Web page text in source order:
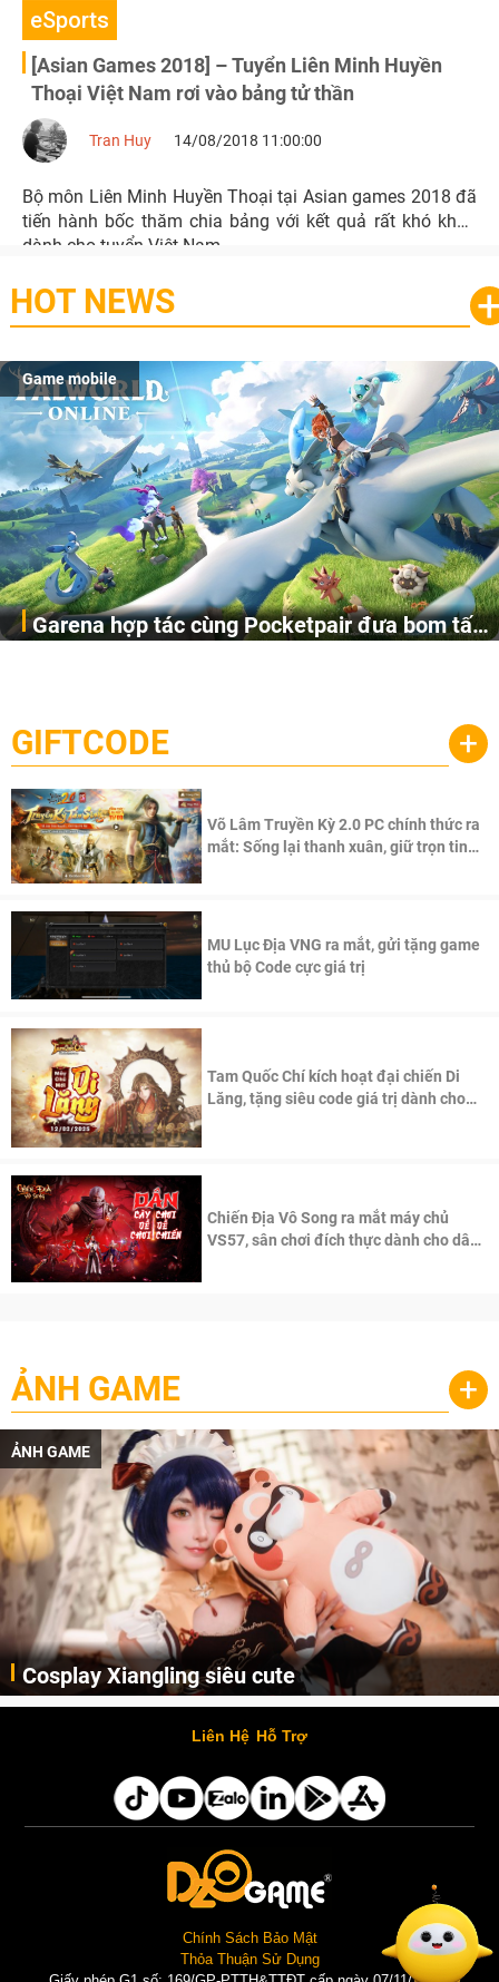
eSports
[Asian Games 2018] – Tuyển Liên Minh Huyền
Thoại Việt Nam rơi vào bảng tử thần
Tran Huy 14/08/2018 11:00:00
Bộ môn Liên Minh Huyền Thoại tại Asian games 2018 đã
tiến hành bốc thăm chia bảng với kết quả rất khó khắn
dành cho tuyển Việt Nam.
HOT NEWS
Game mobile
Garena hợp tác cùng Pocketpair đưa bom tấn
cầu, theo giấy phép chính thức từ công ty game Nhật Bản
Pocketpair, Inc.
GIFTCODE +
Võ Lâm Truyền Kỳ 2.0 PC chính thức ra
mắt: Sống lại thanh xuân, giữ trọn tinh
MU Lục Địa VNG ra mắt, gửi tặng game
thủ bộ Code cực giá trị
Tam Quốc Chí kích hoạt đại chiến Di
Lăng, tặng siêu code giá trị dành cho
Chiến Địa Vô Song ra mắt máy chủ
VS57, sân chơi đích thực dành cho dân
ẢNH GAME +
ẢNH GAME
Cosplay Xiangling siêu cute
Cùng thưởng thức những hình ảnh cosplay Xiangling trong Genshin Impact siêu dễ thương của người dùng Weibo "阿包也是兔娘"
Liên Hệ Hỗ Trợ
Chính Sách Bảo Mật
Thỏa Thuận Sử Dụng